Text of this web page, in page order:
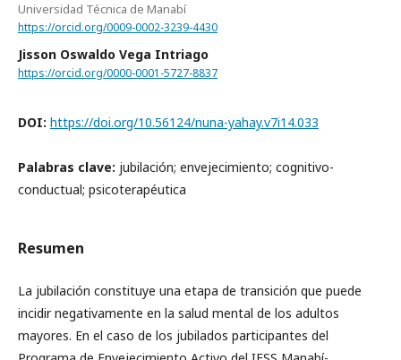
Universidad Técnica de Manabí
https://orcid.org/0009-0002-3239-4430
Jisson Oswaldo Vega Intriago
https://orcid.org/0000-0001-5727-8837
DOI: https://doi.org/10.56124/nuna-yahay.v7i14.033
Palabras clave: jubilación; envejecimiento; cognitivo-
conductual; psicoterapéutica
Resumen
La jubilación constituye una etapa de transición que puede
incidir negativamente en la salud mental de los adultos
mayores. En el caso de los jubilados participantes del